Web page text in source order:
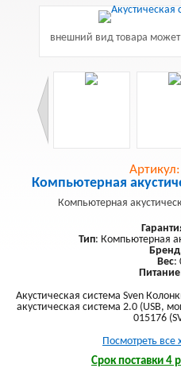
внешний вид товара может
Артикул:
Компьютерная
Компьютерная
Тип: Компьютерная
Бренд
Вес:
Питание
Акустическая система Sven
акустическая система 2.0 (USB,
015176
Посмотреть все
Срок поставки 4